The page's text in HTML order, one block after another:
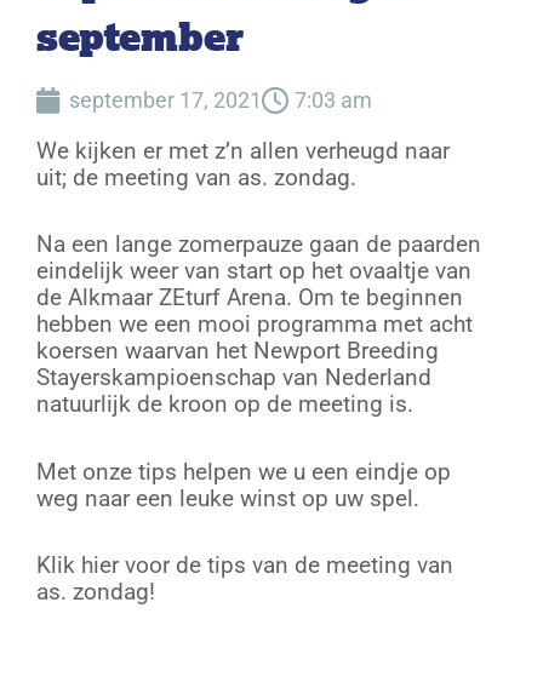
september
september 17, 2021 7:03 am
We kijken er met z’n allen verheugd naar
uit; de meeting van as. zondag.
Na een lange zomerpauze gaan de paarden
eindelijk weer van start op het ovaaltje van
de Alkmaar ZEturf Arena. Om te beginnen
hebben we een mooi programma met acht
koersen waarvan het Newport Breeding
Stayerskampioenschap van Nederland
natuurlijk de kroon op de meeting is.
Met onze tips helpen we u een eindje op
weg naar een leuke winst op uw spel.
Klik hier voor de tips van de meeting van
as. zondag!